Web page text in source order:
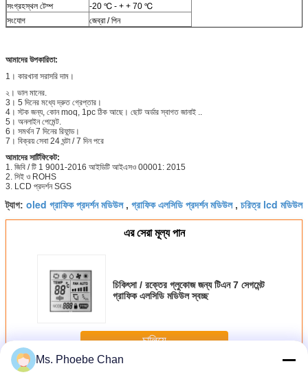
সংগ্রহস্থল টেম্প
-20 ℃ - + + 70 ℃
সংযোগ
জেব্রা / পিন
আমাদের উপকারিতা:
1। কারখানা সরাসরি দাম।
২। ভাল মানের.
3। 5 দিনের মধ্যে দ্রুত গ্রেপ্তার।
4। স্টক জন্য, কোন moq, 1pc ঠিক আছে। ছোট অর্ডার স্বাগত জানাই ..
5। অনলাইন পেমেন্ট.
6। সমর্থন 7 দিনের রিফান্ড।
7। বিক্রয় সেবা 24 ঘন্টা / 7 দিন পরে
আমাদের সার্টিফিকেট:
1. জিবি / টি 1 9001-2016 আইডিটি আইএসও 00001: 2015
2. সিই ও ROHS
3. LCD প্রদর্শন SGS
ট্যাগ: oled গ্রাফিক প্রদর্শন মডিউল, গ্রাফিক এলসিডি প্রদর্শন মডিউল, চরিত্র lcd মডিউল
এর সেরা মূল্য পান
চিকিৎসা / রক্তের গ্লুকোজ জন্য টিএন 7 সেগমেন্ট
গ্রাফিক এলসিডি মডিউল স্বচ্ছ
চালিয়ে
Ms. Phoebe Chan